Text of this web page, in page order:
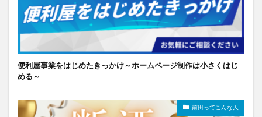
便利屋事業をはじめたきっかけ～ホームページ制作は小さくはじ
める～
前田ってこんな人